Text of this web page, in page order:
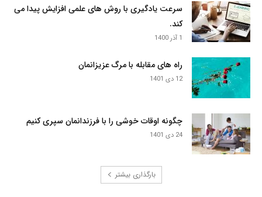
سرعت یادگیری با روش های علمی افزایش پیدا می
کند.
1 آذر 1400
راه های مقابله با مرگ عزیزانمان
12 دی 1401
چگونه اوقات خوشی را با فرزندانمان سپری کنیم
24 دی 1401
بارگذاری بیشتر